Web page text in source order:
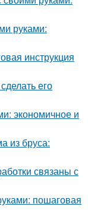
руками:
инструкция
его
экономичное и
из бруса:
связаны с
пошаговая